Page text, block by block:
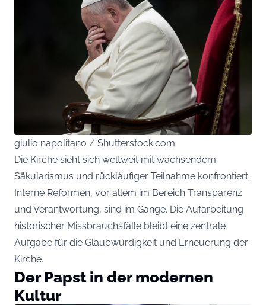
giulio napolitano / Shutterstock.com
Die Kirche sieht sich weltweit mit wachsendem
Säkularismus und rückläufiger Teilnahme konfrontiert.
Interne Reformen, vor allem im Bereich Transparenz
und Verantwortung, sind im Gange. Die Aufarbeitung
historischer Missbrauchsfälle bleibt eine zentrale
Aufgabe für die Glaubwürdigkeit und Erneuerung der
Kirche.
Der Papst in der modernen
Kultur